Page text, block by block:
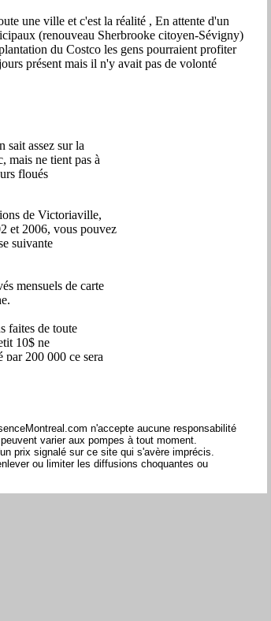
n'accepte aucune responsabilité
varier aux pompes à tout moment.
prix signalé sur ce site qui s'avère imprécis.
ou limiter les diffusions choquantes ou